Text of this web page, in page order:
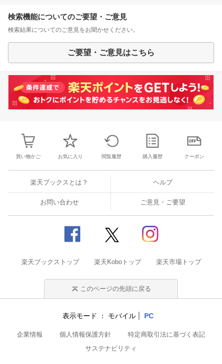
検索機能についてのご要望・ご意見
検索結果についてのご意見をお聞かせください。
ご要望・ご意見はこちら
買い物かご お気に入り 閲覧履歴 購入履歴 クーポン
楽天ブックスとは？ ヘルプ
お問い合わせ ご意見・ご要望
楽天ブックストップ 楽天Koboトップ 楽天市場トップ
このページの先頭に戻る
表示モード モバイル PC
企業情報 個人情報保護方針
特定商取引法に基づく表記
サステナビリティ